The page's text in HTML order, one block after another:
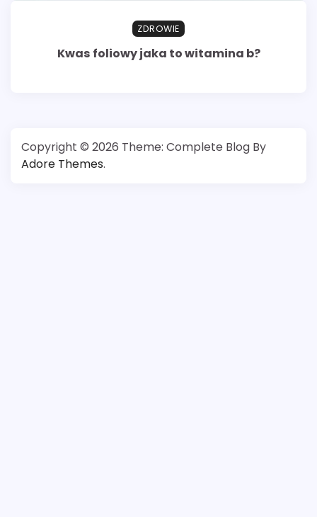
ZDROWIE
Kwas foliowy jaka to witamina b?
Copyright © 2026 Theme: Complete Blog By
Adore Themes.